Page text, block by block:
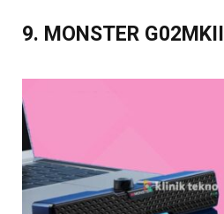
9. MONSTER G02MKII